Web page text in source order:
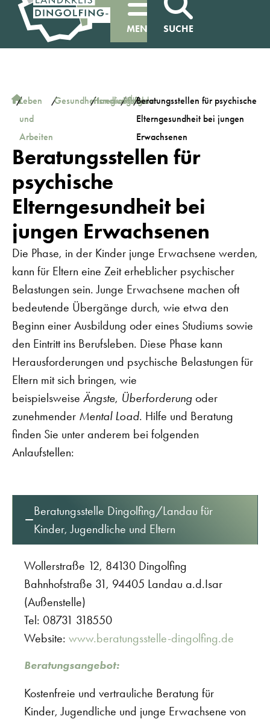
MENÜ SUCHE
/Leben
und
Arbeiten
/Gesundheitsregionplus
/Handlungsfelder
/Pflege
/Beratungsstellen für psychische
Elterngesundheit bei jungen
Erwachsenen
Beratungsstellen für
psychische
Elterngesundheit bei
jungen Erwachsenen
Die Phase, in der Kinder junge Erwachsene werden,
kann für Eltern eine Zeit erheblicher psychischer
Belastungen sein. Junge Erwachsene machen oft
bedeutende Übergänge durch, wie etwa den
Beginn einer Ausbildung oder eines Studiums sowie
den Eintritt ins Berufsleben. Diese Phase kann
Herausforderungen und psychische Belastungen für
Eltern mit sich bringen, wie
beispielsweise Ängste, Überforderung oder
zunehmender Mental Load. Hilfe und Beratung
finden Sie unter anderem bei folgenden
Anlaufstellen:
Beratungsstelle Dingolfing/Landau für
Kinder, Jugendliche und Eltern
Wollerstraße 12, 84130 Dingolfing
Bahnhofstraße 31, 94405 Landau a.d.Isar
(Außenstelle)
Tel: 08731 318550
Website: www.beratungsstelle-dingolfing.de
Beratungsangebot:
Kostenfreie und vertrauliche Beratung für
Kinder, Jugendliche und junge Erwachsene von